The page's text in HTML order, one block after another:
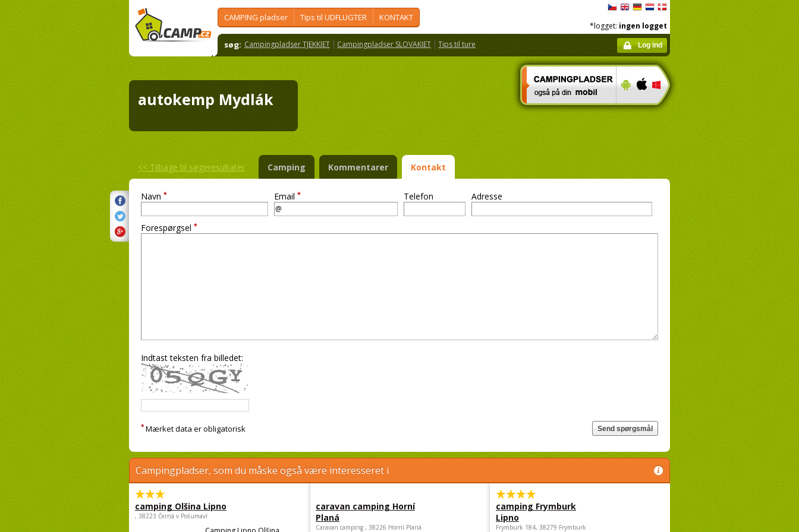
CAMPING pladser Tips til UDFLUGTER KONTAKT
søg: Campingpladser TJEKKIET Campingpladser SLOVAKIET Tips til ture
*logget: ingen logget
Log ind
autokemp Mydlák
<< Tilbage til søgeresultater Camping Kommentarer Kontakt
Navn * Email * Telefon Adresse
Forespørgsel *
Indtast teksten fra billedet:
* Mærket data er obligatorisk
Campingpladser, som du måske også være interesseret i
camping Olšina Lipno
, 38223 Černá v Pošumaví
caravan camping Horní
Planá
Caravan camping , 38226 Horní Planá
camping Frymburk
Lipno
Frymburk 184, 38279 Frymburk